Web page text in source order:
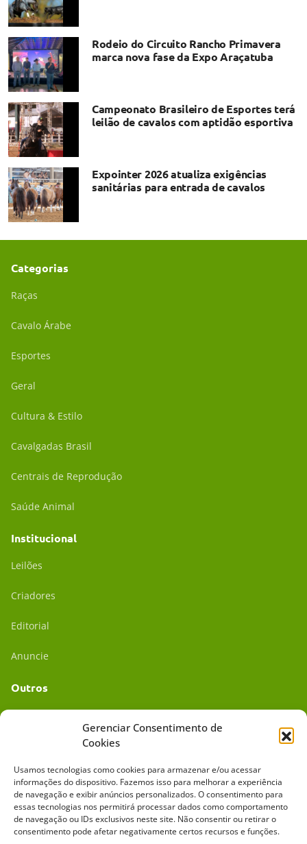
Gerenciar Consentimento de
Cookies
Usamos tecnologias como cookies para armazenar e/ou acessar
informações do dispositivo. Fazemos isso para melhorar a experiência
de navegação e exibir anúncios personalizados. O consentimento para
essas tecnologias nos permitirá processar dados como comportamento
de navegação ou IDs exclusivos neste site. Não consentir ou retirar o
consentimento pode afetar negativamente certos recursos e funções.
Rodeio do Circuito Rancho Primavera
marca nova fase da Expo Araçatuba
Campeonato Brasileiro de Esportes terá
leilão de cavalos com aptidão esportiva
Expointer 2026 atualiza exigências
sanitárias para entrada de cavalos
Categorias
Raças
Cavalo Árabe
Esportes
Geral
Cultura & Estilo
Cavalgadas Brasil
Centrais de Reprodução
Saúde Animal
Institucional
Leilões
Criadores
Editorial
Anuncie
Outros
Mídia Kit